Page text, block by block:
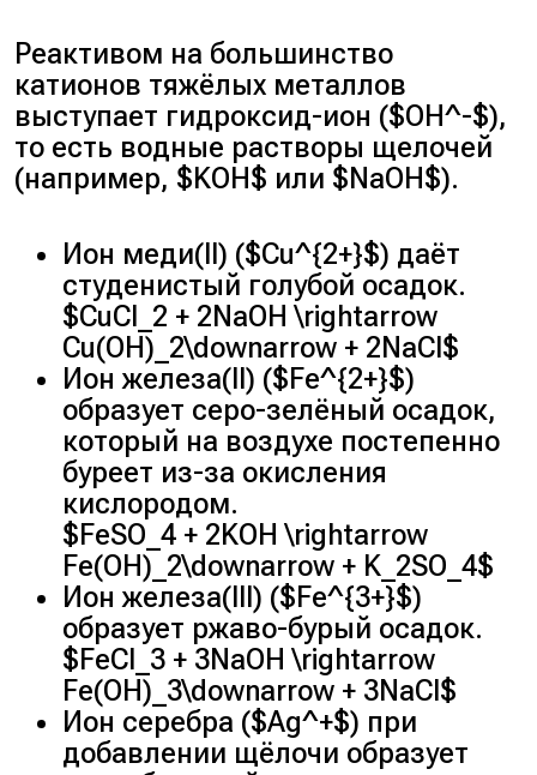
Реактивом на большинство
катионов тяжёлых металлов
выступает гидроксид-ион ($OH^-$),
то есть водные растворы щелочей
(например, $KOH$ или $NaOH$).
Ион меди(II) ($Cu^{2+}$) даёт
студенистый голубой осадок.
$CuCl_2 + 2NaOH \rightarrow
Cu(OH)_2\downarrow + 2NaCl$
Ион железа(II) ($Fe^{2+}$)
образует серо-зелёный осадок,
который на воздухе постепенно
буреет из-за окисления
кислородом.
$FeSO_4 + 2KOH \rightarrow
Fe(OH)_2\downarrow + K_2SO_4$
Ион железа(III) ($Fe^{3+}$)
образует ржаво-бурый осадок.
$FeCl_3 + 3NaOH \rightarrow
Fe(OH)_3\downarrow + 3NaCl$
Ион серебра ($Ag^+$) при
добавлении щёлочи образует